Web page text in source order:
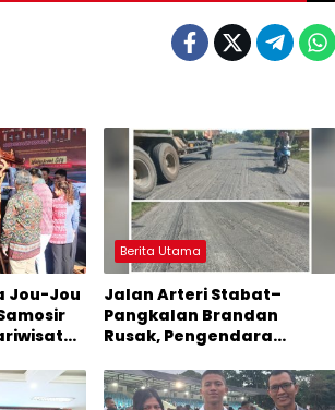
Jou-Jou
Berita Utama
Jalan Arteri Stabat–
Pangkalan Brandan
Rusak, Pengendara